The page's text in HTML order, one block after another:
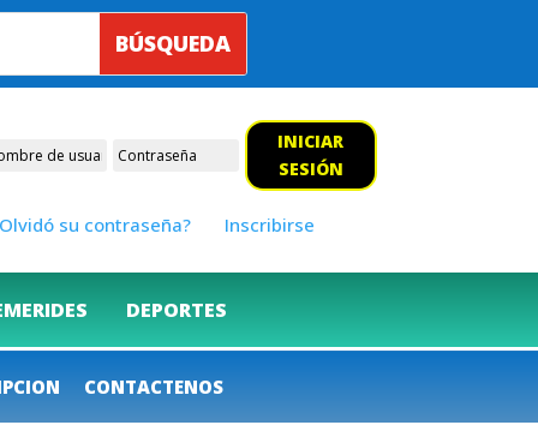
INICIAR
SESIÓN
su contraseña? Inscribirse
DEPORTES
CONTACTENOS